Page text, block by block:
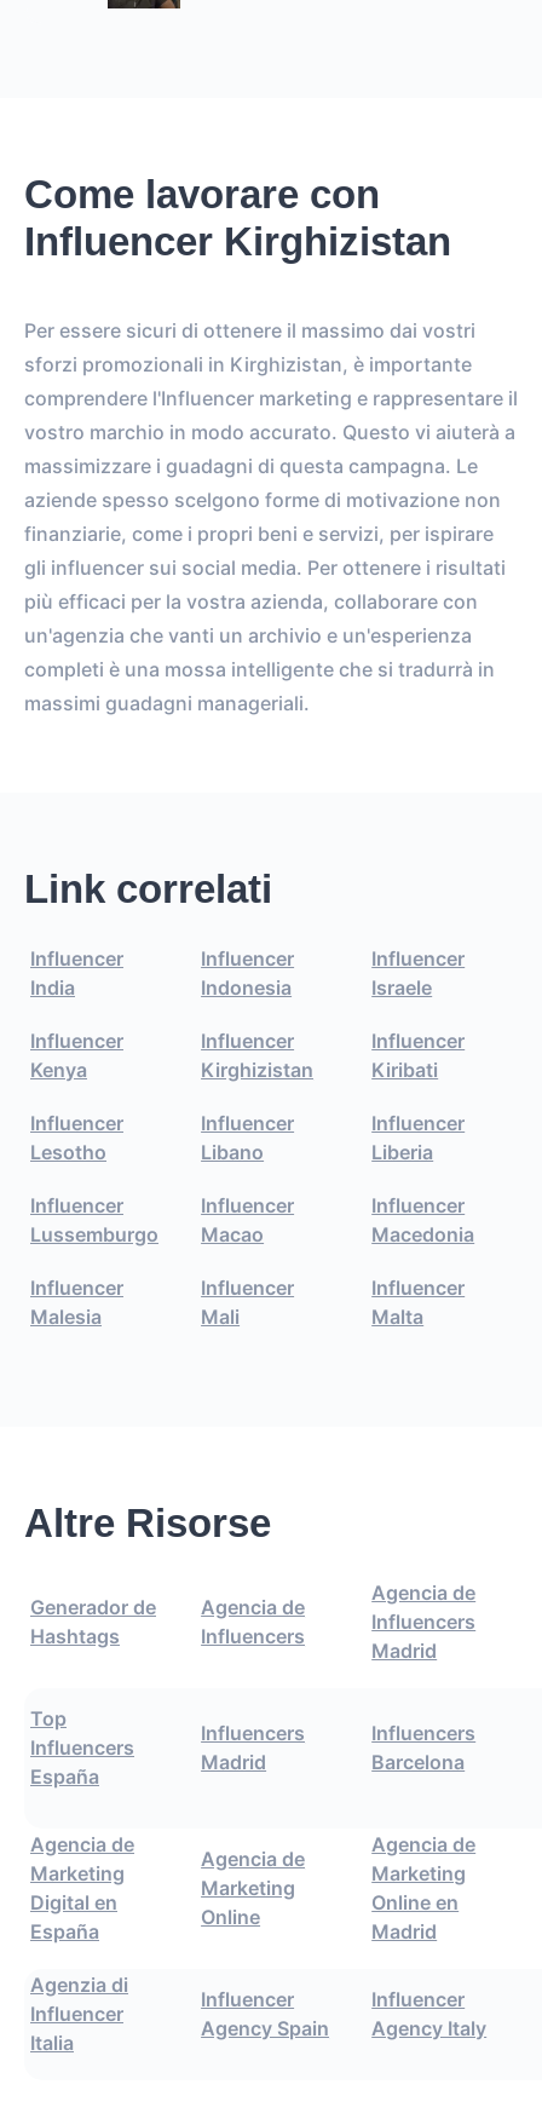
Come lavorare con
Influencer Kirghizistan
Per essere sicuri di ottenere il massimo dai vostri
sforzi promozionali in Kirghizistan, è importante
comprendere l'Influencer marketing e rappresentare il
vostro marchio in modo accurato. Questo vi aiuterà a
massimizzare i guadagni di questa campagna. Le
aziende spesso scelgono forme di motivazione non
finanziarie, come i propri beni e servizi, per ispirare
gli influencer sui social media. Per ottenere i risultati
più efficaci per la vostra azienda, collaborare con
un'agenzia che vanti un archivio e un'esperienza
completi è una mossa intelligente che si tradurrà in
massimi guadagni manageriali.
Link correlati
Influencer
India
Influencer
Indonesia
Influencer
Israele
Influencer
Kenya
Influencer
Kirghizistan
Influencer
Kiribati
Influencer
Lesotho
Influencer
Libano
Influencer
Liberia
Influencer
Lussemburgo
Influencer
Macao
Influencer
Macedonia
Influencer
Malesia
Influencer
Mali
Influencer
Malta
Altre Risorse
Generador de
Hashtags
Agencia de
Influencers
Agencia de
Influencers
Madrid
Top
Influencers
España
Influencers
Madrid
Influencers
Barcelona
Agencia de
Marketing
Digital en
España
Agencia de
Marketing
Online
Agencia de
Marketing
Online en
Madrid
Agenzia di
Influencer
Italia
Influencer
Agency Spain
Influencer
Agency Italy